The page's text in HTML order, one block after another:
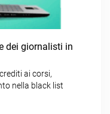
dei giornalisti in
ai corsi,
nella black list